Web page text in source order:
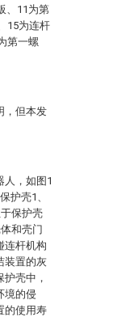
、11为第
15为连杆
第一螺
，但本发
人，如图1
护壳1、
保护壳
和壳门
连杆机构
装置的灰
壳中，
境的侵
的使用寿